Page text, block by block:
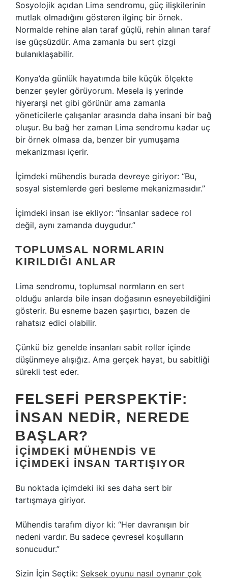
Sosyolojik açıdan Lima sendromu, güç ilişkilerinin
mutlak olmadığını gösteren ilginç bir örnek.
Normalde rehine alan taraf güçlü, rehin alınan taraf
ise güçsüzdür. Ama zamanla bu sert çizgi
bulanıklaşabilir.
Konya’da günlük hayatımda bile küçük ölçekte
benzer şeyler görüyorum. Mesela iş yerinde
hiyerarşi net gibi görünür ama zamanla
yöneticilerle çalışanlar arasında daha insani bir bağ
oluşur. Bu bağ her zaman Lima sendromu kadar uç
bir örnek olmasa da, benzer bir yumuşama
mekanizması içerir.
İçimdeki mühendis burada devreye giriyor: “Bu,
sosyal sistemlerde geri besleme mekanizmasıdır.”
İçimdeki insan ise ekliyor: “İnsanlar sadece rol
değil, aynı zamanda duygudur.”
TOPLUMSAL NORMLARIN
KIRILDIĞI ANLAR
Lima sendromu, toplumsal normların en sert
olduğu anlarda bile insan doğasının esneyebildiğini
gösterir. Bu esneme bazen şaşırtıcı, bazen de
rahatsız edici olabilir.
Çünkü biz genelde insanları sabit roller içinde
düşünmeye alışığız. Ama gerçek hayat, bu sabitliği
sürekli test eder.
FELSEFI PERSPEKTIF:
İNSAN NEDIR, NEREDE
BAŞLAR?
İÇIMDEKI MÜHENDIS VE
İÇIMDEKI İNSAN TARTIŞIYOR
Bu noktada içimdeki iki ses daha sert bir
tartışmaya giriyor.
Mühendis tarafım diyor ki: “Her davranışın bir
nedeni vardır. Bu sadece çevresel koşulların
sonucudur.”
Sizin İçin Seçtik: Seksek oyunu nasıl oynanır çok